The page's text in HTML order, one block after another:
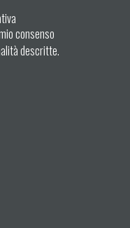
consenso
descritte.